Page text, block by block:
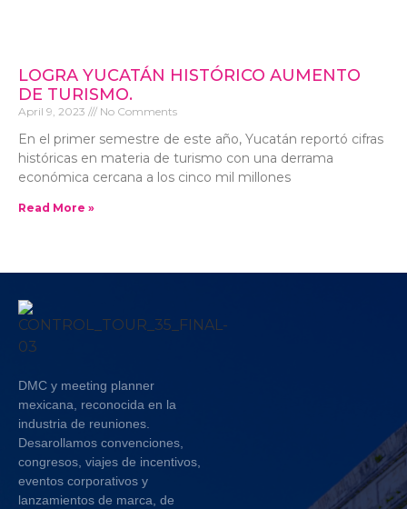
LOGRA YUCATÁN HISTÓRICO AUMENTO
DE TURISMO.
April 9, 2023 No Comments
En el primer semestre de este año, Yucatán reportó cifras
históricas en materia de turismo con una derrama
económica cercana a los cinco mil millones
Read More »
DMC y meeting planner
mexicana, reconocida en la
industria de reuniones.
Desarollamos convenciones,
congresos, viajes de incentivos,
eventos corporativos y
lanzamientos de marca, de